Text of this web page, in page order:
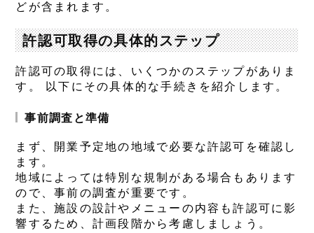
どが含まれます。
許認可取得の具体的ステップ
許認可の取得には、いくつかのステップがありま
す。 以下にその具体的な手続きを紹介します。
事前調査と準備
まず、開業予定地の地域で必要な許認可を確認し
ます。
地域によっては特別な規制がある場合もあります
ので、事前の調査が重要です。
また、施設の設計やメニューの内容も許認可に影
響するため、計画段階から考慮しましょう。